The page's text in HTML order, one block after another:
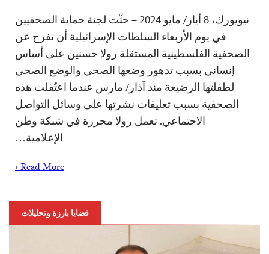
نيويورك، 8 أيار/ مايو 2024 – حثّت لجنة حماية الصحفيين
في يوم الأربعاء السلطات الإسرائيلية أن تفرج عن
الصحفية الفلسطينية المستقلة رولا حسنين على أساس
إنساني بسبب تدهور وضعها الصحي والوضع الصحي
لطفلتها الرضيعة منذ آذار/ مارس عندما اعتُقلت هذه
الصحفية بسبب تعليقات نشرتها على وسائل التواصل
الاجتماعي. تعمل رولا محررة في شبكة وطن
الإعلامية…
Read More ›
قضايا بارزة وتحليلات